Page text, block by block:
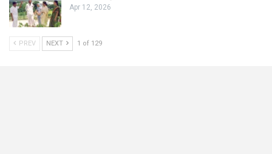
Apr 12, 2026
PREV NEXT 1 of 129